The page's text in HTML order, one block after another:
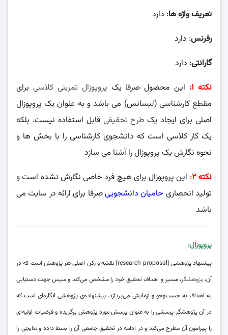
تعریف واژه ها: دارد
رفرنس: دارد
گارانتی: دارد
نکته ۱:
این محصول صرفا یک پروپوزال تمرینی کلاسی برای
مقطع کارشناسی (لیسانس) می باشد و به عنوان یک پروپوزال
اصلی برای ایجاد یک طرح تحقیقی قابل استفاده نیست. بلکه
یک کار کلاسی است که دانشجوی کارشناسی را با بخش ها و
نحوه نگارش یک پروپوزال را آشنا می سازد
نکته ۲ : این پروپوزال برای هیچ فرد خاصی نگارش نشده است و
تولید انحصاری حامیان دانشجوییصرفا برای ارائه در سایت می
باشد
پروپوزال:
پیشنهاد پژوهشی (research proposal) نقشه و رکن اصلی هر پژوهش است که در
آن،پژوهشگر، مسیر و اهداف تحقیق خود را مشخص می‌کند و سپس جهت دستیابی
به اهداف به جست‌وجو و آزمایش می‌پردازد. پیشنهاده‌ی پژوهشی انگاره‌ای است که
در آن پژوهشگر پرسشی را به عنوان پرسش مورد پژوهش برگزیده و فرضیات اولیه‌ای
را پیرامون آن مطرح می‌کند و در ادامه در تحقیق جامعی آن را بسط داده و نتایجی را